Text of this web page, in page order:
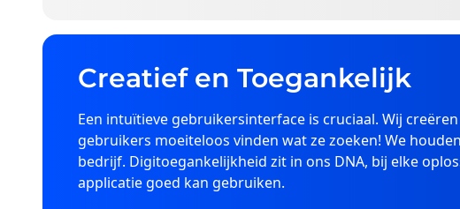
Creatief en Toegankelijk
Een intuïtieve gebruikersinterface is cruciaal. Wij
gebruikers moeiteloos vinden wat ze zoeken! We
bedrijf. Digitoegankelijkheid zit in ons DNA, bij elke
applicatie goed kan gebruiken.